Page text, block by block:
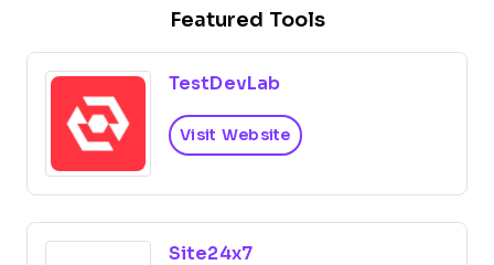
Featured Tools
TestDevLab
Visit Website
Site24x7